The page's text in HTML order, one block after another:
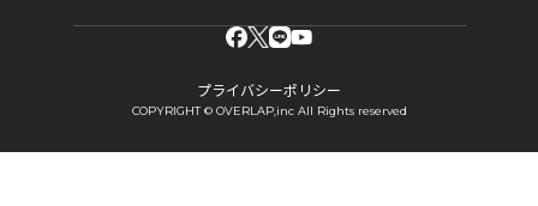
プライバシーポリシー
COPYRIGHT © OVERLAP,inc All Rights reserved